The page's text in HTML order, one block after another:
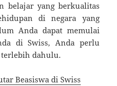
belajar yang berkualitas
di negara yang
Anda dapat memulai
di Swiss, Anda perlu
dahulu.
Beasiswa di Swiss